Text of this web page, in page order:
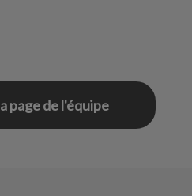
page de l'équipe